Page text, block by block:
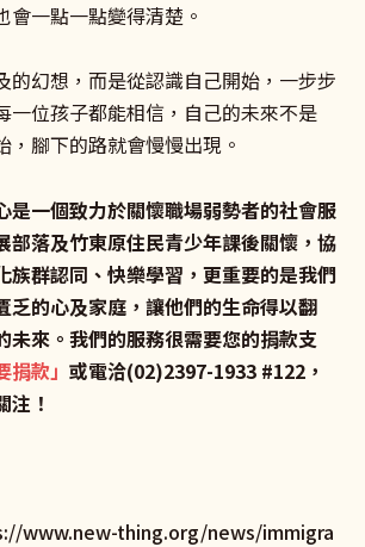
會一點一點變得清楚。
的幻想，而是從認識自己開始，一步步
一位孩子都能相信，自己的未來不是
，腳下的路就會慢慢出現。
是一個致力於關懷職場弱勢者的社會服
部落及竹東原住民青少年課後關懷，協
族群認同、快樂學習，更重要的是我們
乏的心及家庭，讓他們的生命得以翻
未來。我們的服務很需要您的捐款支
捐款 」 或電洽(02)2397-1933 #122，
注！
www.new-thing.org/news/immigra